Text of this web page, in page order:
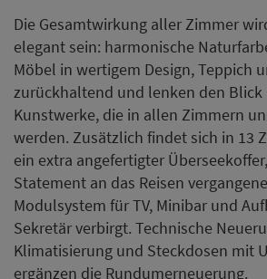
Die Gesamtwirkung aller Zimmer
elegant sein: harmonische
Möbel in wertigem Design, Teppich
zurückhaltend und lenken den Blick
Kunstwerke, die in allen Zimmern
werden. Zusätzlich findet sich in 13
ein extra angefertigter
Statement an das Reisen
Modulsystem für TV, Minibar und
Sekretär verbirgt. Technische
Klimatisierung und Steckdosen mit
ergänzen die Rundumerneuerung.